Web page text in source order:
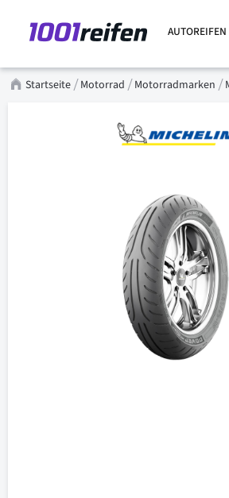
AUTOREIFEN
Startseite Motorrad Motorradmarken